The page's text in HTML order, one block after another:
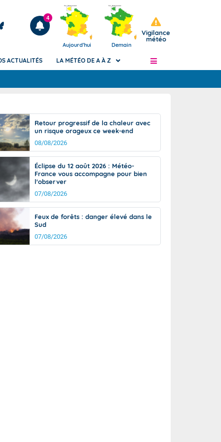
Articles
4
Aujourd'hui Demain
Vigilance
météo
de
Phénomènes dangereux de J+2 à J+7
Avertissement pluies intenses à l'échelle
des communes (Apic)
Bulletins Marine
Bulletins d'estimation du risque
d'avalanche
Météo des forêts
Vigicrues
ACTUALITÉS LA MÉTÉO DE A À Z
Retour progressif de la chaleur avec
un risque orageux ce week-end
08/08/2026
Éclipse du 12 août 2026 : Météo-
France vous accompagne pour bien
l'observer
07/08/2026
Feux de forêts : danger élevé dans le
Sud
07/08/2026